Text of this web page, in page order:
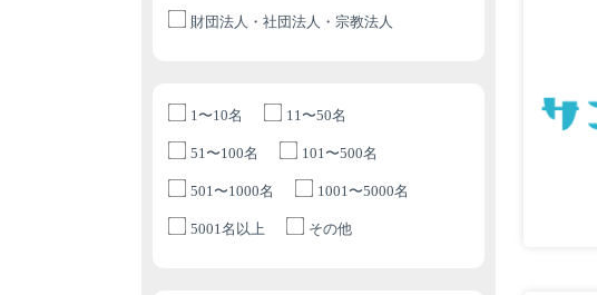
財団法人・社団法人・宗教法人
1〜10名 11〜50名
51〜100名 101〜500名
501〜1000名 1001〜5000名
5001名以上 その他